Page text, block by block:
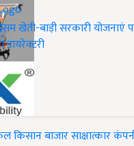
खेती-बाड़ीसरकारी योजनाएं
डायरेक्टरी
किसानबाजारसाक्षात्कार